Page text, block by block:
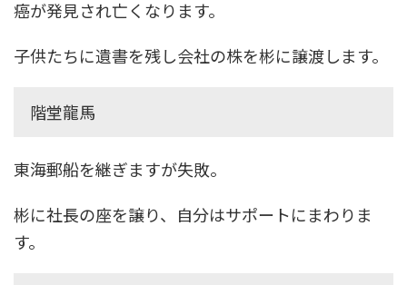
癌が発見され亡くなります。
子供たちに遺書を残し会社の株を彬に譲渡します。
階堂龍馬
東海郵船を継ぎますが失敗。
彬に社長の座を譲り、自分はサポートにまわりま
す。